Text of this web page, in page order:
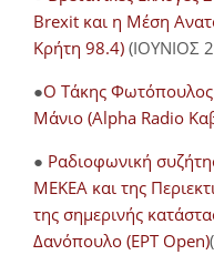
Brexit και η Μέση
Κρήτη 98.4) (ΙΟΥΝΙΟΣ
●O Τάκης Φωτόπουλος
Μάνιο (Alpha Radio
● Ραδιοφωνική
ΜΕΚΕΑ και της
της σημερινής
Δανόπουλο (ΕΡΤ Open)